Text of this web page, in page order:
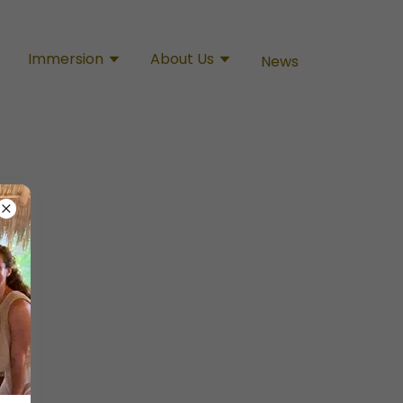
Immersion About Us News